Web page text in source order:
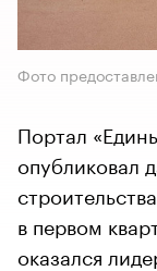
Фото
Портал
опубликовал
в первом
оказался